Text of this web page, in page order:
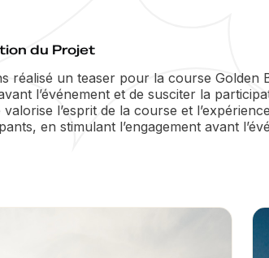
du Projet
réalisé un teaser pour la course Golden
l’événement et de susciter la
valorise l’esprit de la course et
en stimulant l’engagement avant